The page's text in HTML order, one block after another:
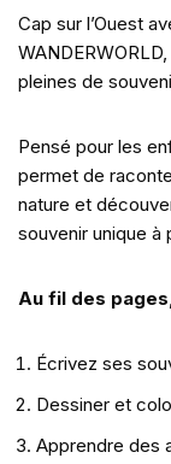
Cap sur l’Ouest
pleines de
Pensé pour les
permet de
nature et
souvenir unique à
Au fil des
Écrivez ses
Dessiner et
Apprendre des